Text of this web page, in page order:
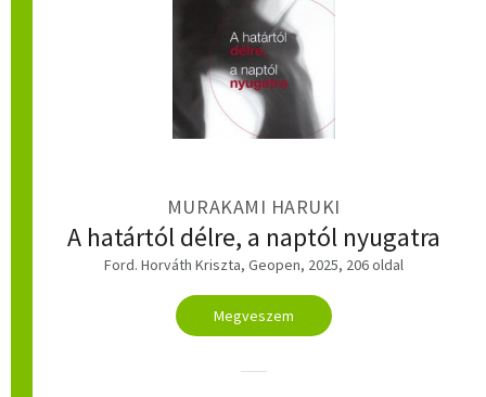
MURAKAMI HARUKI
A határtól délre, a naptól nyugatra
Ford. Horváth Kriszta, Geopen, 2025, 206 oldal
Megveszem